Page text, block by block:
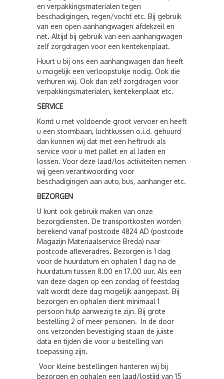
en verpakkingsmaterialen tegen
beschadigingen, regen/vocht etc. Bij gebruik
van een open aanhangwagen afdekzeil en
net. Altijd bij gebruik van een aanhangwagen
zelf zorgdragen voor een kentekenplaat.
Huurt u bij ons een aanhangwagen dan heeft
u mogelijk een verloopstukje nodig. Ook die
verhuren wij. Ook dan zelf zorgdragen voor
verpakkingsmaterialen, kentekenplaat etc.
SERVICE
Komt u met voldoende groot vervoer en heeft
u een stormbaan, luchtkussen o.i.d. gehuurd
dan kunnen wij dat met een heftruck als
service voor u met pallet en al laden en
lossen. Voor deze laad/los activiteiten nemen
wij geen verantwoording voor
beschadigingen aan auto, bus, aanhanger etc.
BEZORGEN
U kunt ook gebruik maken van onze
bezorgdiensten. De transportkosten worden
berekend vanaf postcode 4824 AD (postcode
Magazijn Materiaalservice Breda) naar
postcode afleveradres. Bezorgen is 1 dag
voor de huurdatum en ophalen 1 dag na de
huurdatum tussen 8.00 en 17.00 uur. Als een
van deze dagen op een zondag of feestdag
valt wordt deze dag mogelijk aangepast. Bij
bezorgen en ophalen dient minimaal 1
persoon hulp aanwezig te zijn. Bij grote
bestelling 2 of meer personen. In de door
ons verzonden bevestiging staan de juiste
data en tijden die voor u bestelling van
toepassing zijn.
Voor kleine bestellingen hanteren wij bij
bezorgen en ophalen een laad/lostijd van 15